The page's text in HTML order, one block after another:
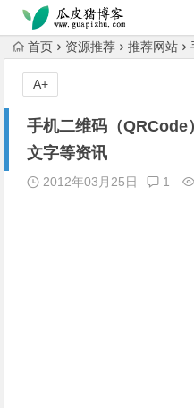
跳转到主内容
首页 资源推荐 推荐网站
手机二维码（QRCode
文字等资讯
2012年03月25日 1
A+